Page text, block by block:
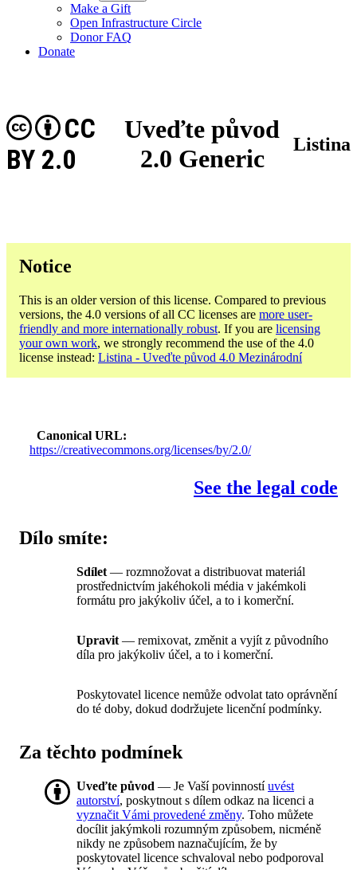
Make a Gift
Open Infrastructure Circle
Donor FAQ
Donate
Uveďte původ
2.0 Generic
CC
BY 2.0
Listina
Notice
This is an older version of this license. Compared to previous
versions, the 4.0 versions of all CC licenses are more user-
friendly and more internationally robust. If you are licensing
your own work, we strongly recommend the use of the 4.0
license instead: Listina - Uveďte původ 4.0 Mezinárodní
Canonical URL
https://creativecommons.org/licenses/by/2.0/
See the legal code
Dílo smíte:
Sdílet — rozmnožovat a distribuovat materiál
prostřednictvím jakéhokoli média v jakémkoli
formátu pro jakýkoliv účel, a to i komerční.
Upravit — remixovat, změnit a vyjít z původního
díla pro jakýkoliv účel, a to i komerční.
Poskytovatel licence nemůže odvolat tato oprávnění
do té doby, dokud dodržujete licenční podmínky.
Za těchto podmínek
Uveďte původ — Je Vaší povinnostíuvést
autorství, poskytnout s dílem odkaz na licenci a
vyznačit Vámi provedené změny. Toho můžete
docílit jakýmkoli rozumným způsobem, nicméně
nikdy ne způsobem naznačujícím, že by
poskytovatel licence schvaloval nebo podporoval